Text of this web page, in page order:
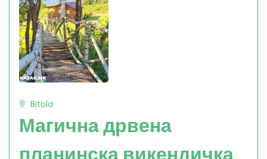
Bitola
Магична дрвена